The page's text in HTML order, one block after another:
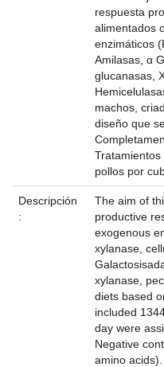
respuesta
alimentados
enzimáticos
Amilasas, α
glucanasas,
machos,
diseño que
pollos por
Descripción
:
The aim of
productive
exogenous
xylanase,
xylanase,
diets based
included
day were
Negative
amino acids).